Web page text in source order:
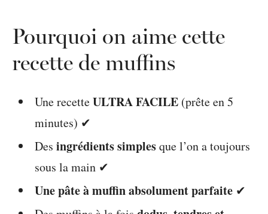
Pourquoi on aime cette
recette de muffins
Une recetteULTRA FACILE (prête en 5
minutes) ✔
Desingrédients simplesque l’on a toujours
sous la main ✔
Une pâte à muffin absolument parfaite ✔